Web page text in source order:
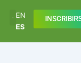
contenido
EN
ES